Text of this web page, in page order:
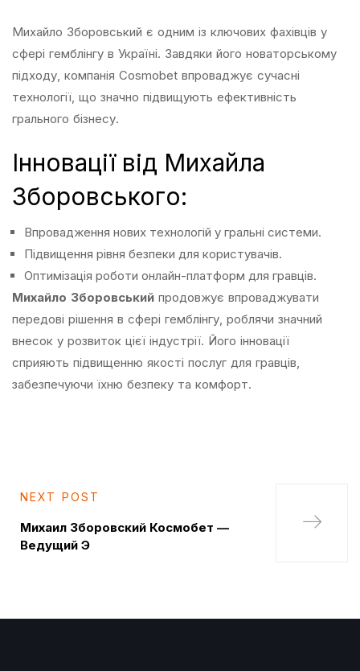
Михайло Зборовський є одним із ключових фахівців у
сфері гемблінгу в Україні. Завдяки його новаторському
підходу, компанія Cosmobet впроваджує сучасні
технології, що значно підвищують ефективність
грального бізнесу.
Інновації від Михайла
Зборовського:
Впровадження нових технологій у гральні системи.
Підвищення рівня безпеки для користувачів.
Оптимізація роботи онлайн-платформ для гравців.
Михайло Зборовський продовжує впроваджувати
передові рішення в сфері гемблінгу, роблячи значний
внесок у розвиток цієї індустрії. Його інновації
сприяють підвищенню якості послуг для гравців,
забезпечуючи їхню безпеку та комфорт.
NEXT POST
Михаил Зборовский Космобет —
Ведущий Э